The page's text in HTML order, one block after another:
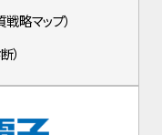
戦略マップ）
）